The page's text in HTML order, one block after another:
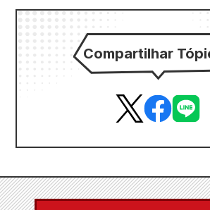
Compartilhar